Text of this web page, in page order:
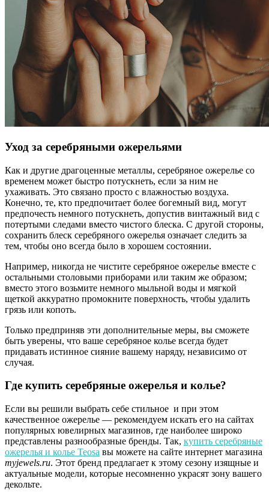
Уход за серебряными ожерельями
Как и другие драгоценные металлы, серебряное ожерелье со
временем может быстро потускнеть, если за ним не
ухаживать. Это связано просто с влажностью воздуха.
Конечно, те, кто предпочитает более богемный вид, могут
предпочесть немного потускнеть, допустив винтажный вид с
потертыми следами вместо чистого блеска. С другой стороны,
сохранить блеск серебряного ожерелья означает следить за
тем, чтобы оно всегда было в хорошем состоянии.
Например, никогда не чистите серебряное ожерелье вместе с
остальными столовыми приборами или таким же образом;
вместо этого возьмите немного мыльной воды и мягкой
щеткой аккуратно промокните поверхность, чтобы удалить
грязь или копоть.
Только предприняв эти дополнительные меры, вы сможете
быть уверены, что ваше серебряное колье всегда будет
придавать истинное сияние вашему наряду, независимо от
случая.
Где купить серебряные ожерелья и колье?
Если вы решили выбрать себе стильное и при этом
качественное ожерелье — рекомендуем искать его на сайтах
популярных ювелирных магазинов, где наиболее широко
представлены разнообразные бренды. Так, купить серебряные
ожерелья и колье Teosa вы можете на сайте интернет магазина
myjewels.ru. Этот бренд предлагает к этому сезону изящные и
актуальные модели, которые несомненно украсят зону вашего
декольте.